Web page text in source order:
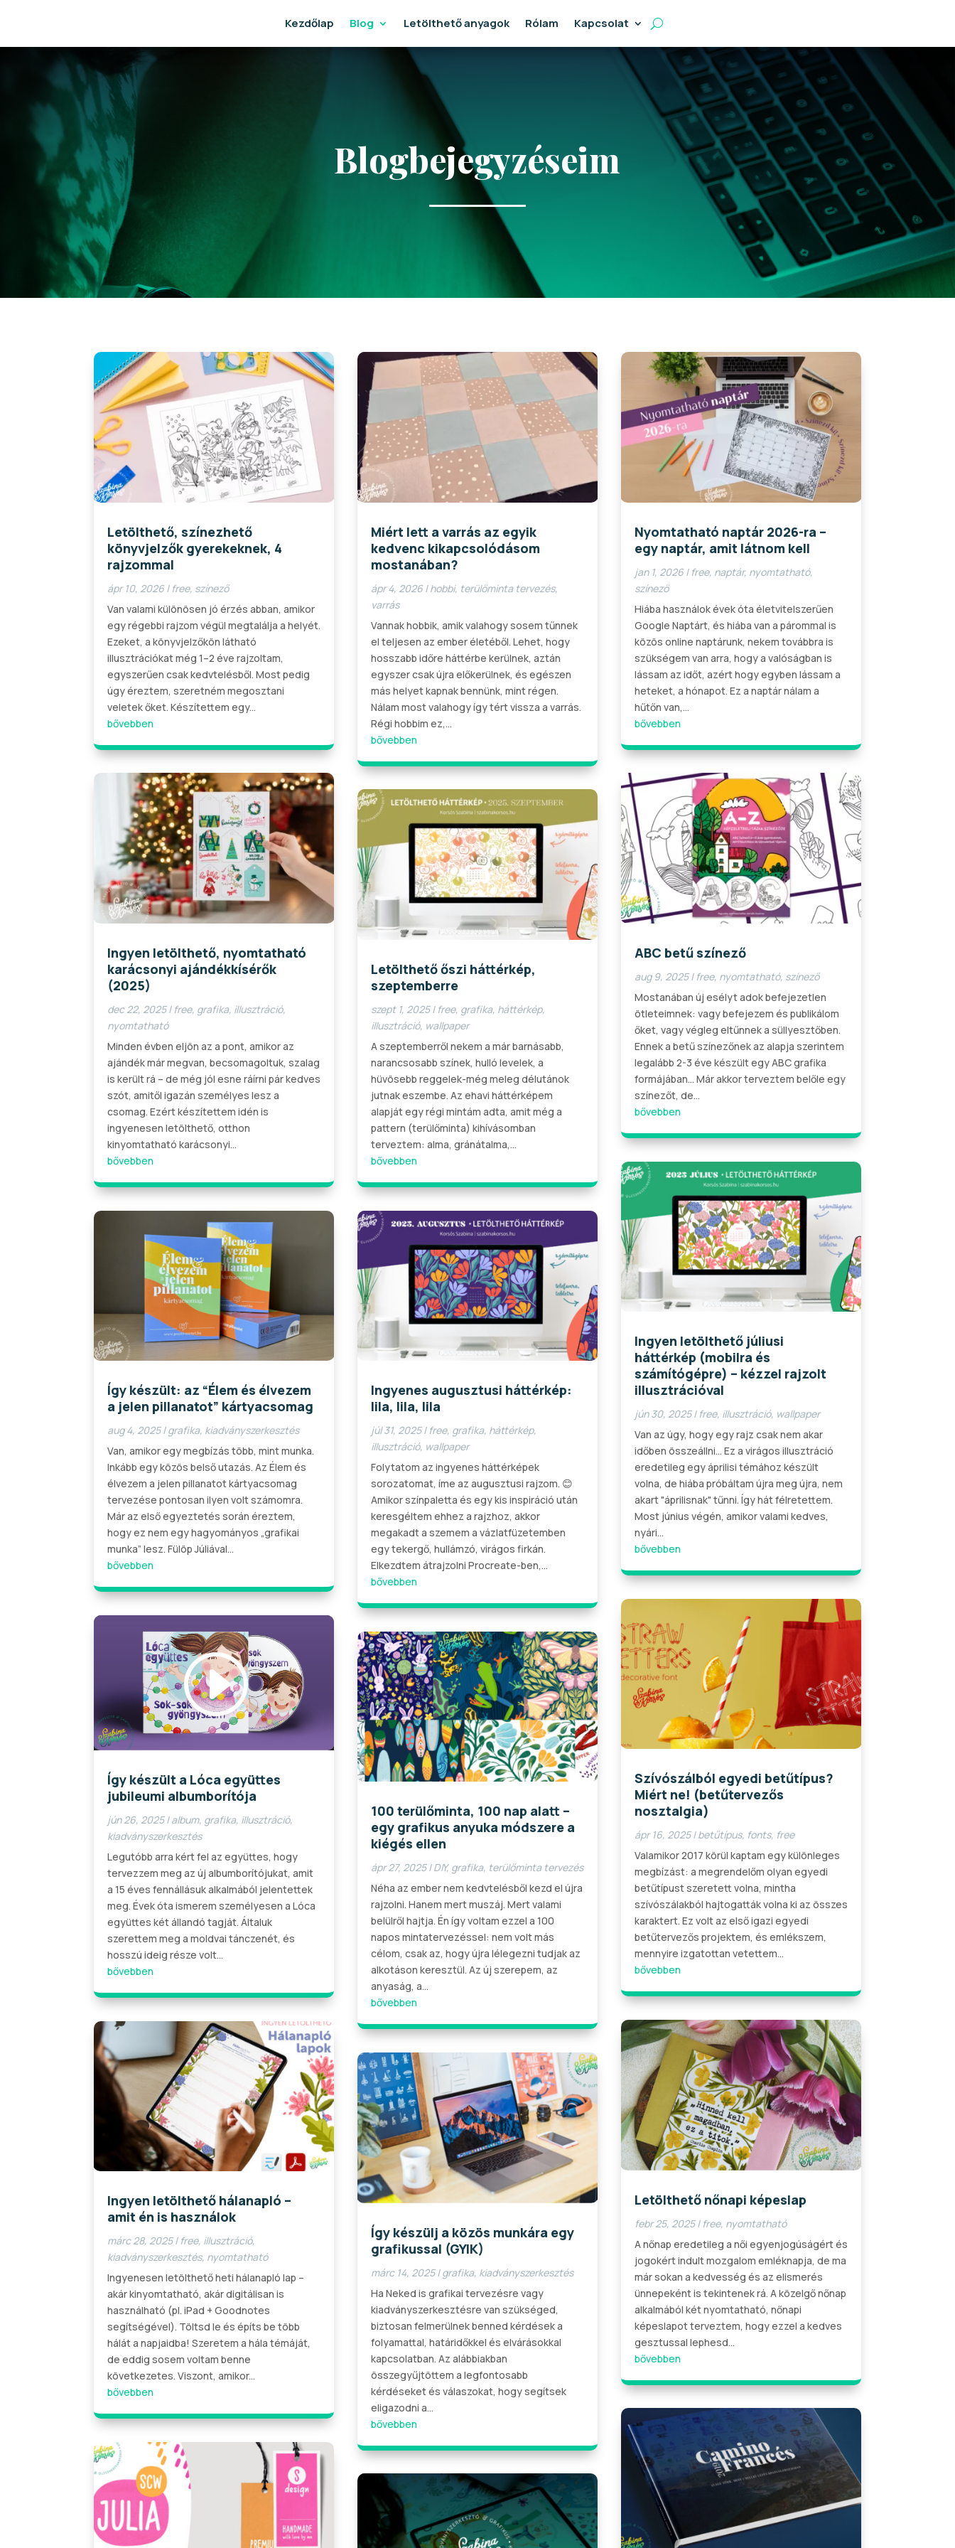
Kezdőlap Blog Letölthető anyagok Rólam Kapcsolat
Blogbejegyzéseim
Letölthető, színezhető
könyvjelzők gyerekeknek, 4
rajzommal
ápr 10, 2026 | free, színező
Van valami különösen jó érzés abban, amikor
egy régebbi rajzom végül megtalálja a helyét.
Ezeket, a könyvjelzőkön látható
illusztrációkat még 1–2 éve rajzoltam,
egyszerűen csak kedvtelésből. Most pedig
úgy éreztem, szeretném megosztani
veletek őket. Készítettem egy...
bővebben
Ingyen letölthető, nyomtatható
karácsonyi ajándékkísérők
(2025)
dec 22, 2025| free, grafika, illusztráció,
nyomtatható
Minden évben eljön az a pont, amikor az
ajándék már megvan, becsomagoltuk, szalag
is került rá – de még jól esne ráírni pár kedves
szót, amitől igazán személyes lesz a
csomag. Ezért készítettem idén is
ingyenesen letölthető, otthon
kinyomtatható karácsonyi...
bővebben
Így készült: az “Élem és élvezem
a jelen pillanatot” kártyacsomag
aug 4, 2025|grafika, kiadványszerkesztés
Van, amikor egy megbízás több, mint munka.
Inkább egy közös belső utazás. Az Élem és
élvezem a jelen pillanatot kártyacsomag
tervezése pontosan ilyen volt számomra.
Már az első egyeztetés során éreztem,
hogy ez nem egy hagyományos „grafikai
munka” lesz. Fülöp Júliával...
bővebben
Videólejátszó
00:00 00:29
Így készült a Lóca együttes
jubileumi albumborítója
jún 26, 2025|album, grafika, illusztráció,
kiadványszerkesztés
Legutóbb arra kért fel az együttes, hogy
tervezzem meg az új albumborítójukat, amit
a 15 éves fennállásuk alkalmából jelentettek
meg. Évek óta ismerem személyesen a Lóca
együttes két állandó tagját. Általuk
szerettem meg a moldvai tánczenét, és
hosszú ideig része volt...
bővebben
Ingyen letölthető hálanapló –
amit én is használok
márc 28, 2025| free, illusztráció,
kiadványszerkesztés, nyomtatható
Ingyenesen letölthető heti hálanapló lap –
akár kinyomtatható, akár digitálisan is
használható (pl. iPad + Goodnotes
segítségével). Töltsd le és építs be több
hálát a napjaidba! Szeretem a hála témáját,
de eddig sosem voltam benne
következetes. Viszont, amikor...
bővebben
Miért lett a varrás az egyik
kedvenc kikapcsolódásom
mostanában?
ápr 4, 2026|hobbi, terülőminta tervezés,
varrás
Vannak hobbik, amik valahogy sosem tűnnek
el teljesen az ember életéből. Lehet, hogy
hosszabb időre háttérbe kerülnek, aztán
egyszer csak újra előkerülnek, és egészen
más helyet kapnak bennünk, mint régen.
Nálam most valahogy így tért vissza a varrás.
Régi hobbim ez,...
bővebben
Letölthető őszi háttérkép,
szeptemberre
szept 1, 2025| free, grafika, háttérkép,
illusztráció, wallpaper
A szeptemberről nekem a már barnásabb,
narancsosabb színek, hulló levelek, a
hüvösebb reggelek-még meleg délutánok
jutnak eszembe. Az ehavi háttérképem
alapját egy régi mintám adta, amit még a
pattern (terülőminta) kihívásomban
terveztem: alma, gránátalma,...
bővebben
Ingyenes augusztusi háttérkép:
lila, lila, lila
júl 31, 2025| free, grafika, háttérkép,
illusztráció, wallpaper
Folytatom az ingyenes háttérképek
sorozatomat, íme az augusztusi rajzom. 😊
Amikor színpaletta és egy kis inspiráció után
keresgéltem ehhez a rajzhoz, akkor
megakadt a szemem a vázlatfüzetemben
egy tekergő, hullámzó, virágos firkán.
Elkezdtem átrajzolni Procreate-ben,...
bővebben
100 terülőminta, 100 nap alatt –
egy grafikus anyuka módszere a
kiégés ellen
ápr 27, 2025|DIY, grafika, terülőminta tervezés
Néha az ember nem kedvtelésből kezd el újra
rajzolni. Hanem mert muszáj. Mert valami
belülről hajtja. Én így voltam ezzel a 100
napos mintatervezéssel: nem volt más
célom, csak az, hogy újra lélegezni tudjak az
alkotáson keresztül. Az új szerepem, az
anyaság, a...
bővebben
Így készülj a közös munkára egy
grafikussal (GYIK)
márc 14, 2025|grafika, kiadványszerkesztés
Ha Neked is grafikai tervezésre vagy
kiadványszerkesztésre van szükséged,
biztosan felmerülnek benned kérdések a
folyamattal, határidőkkel és elvárásokkal
kapcsolatban. Az alábbiakban
összegyűjtöttem a legfontosabb
kérdéseket és válaszokat, hogy segítsek
eligazodni a...
bővebben
Nyomtatható naptár 2026-ra –
egy naptár, amit látnom kell
jan 1, 2026| free, naptár, nyomtatható,
színező
Hiába használok évek óta életvitelszerűen
Google Naptárt, és hiába van a párommal is
közös online naptárunk, nekem továbbra is
szükségem van arra, hogy a valóságban is
lássam az időt, azért hogy egyben lássam a
heteket, a hónapot. Ez a naptár nálam a
hűtőn van,...
bővebben
ABC betű színező
aug 9, 2025| free, nyomtatható, színező
Mostanában új esélyt adok befejezetlen
ötleteimnek: vagy befejezem és publikálom
őket, vagy végleg eltűnnek a süllyesztőben.
Ennek a betű színezőnek az alapja szerintem
legalább 2-3 éve készült egy ABC grafika
formájában... Már akkor terveztem belőle egy
színezőt, de...
bővebben
Ingyen letölthető júliusi
háttérkép (mobilra és
számítógépre) – kézzel rajzolt
illusztrációval
jún 30, 2025| free, illusztráció, wallpaper
Van az úgy, hogy egy rajz csak nem akar
időben összeállni… Ez a virágos illusztráció
eredetileg egy áprilisi témához készült
volna, de hiába próbáltam újra meg újra, nem
akart "áprilisnak" tűnni. Így hát félretettem.
Most június végén, amikor valami kedves,
nyári...
bővebben
Szívószálból egyedi betűtípus?
Miért ne! (betűtervezős
nosztalgia)
ápr 16, 2025|betűtípus, fonts, free
Valamikor 2017 körül kaptam egy különleges
megbízást: a megrendelőm olyan egyedi
betűtípust szeretett volna, mintha
szívószálakból hajtogatták volna ki az összes
karaktert. Ez volt az első igazi egyedi
betűtervezős projektem, és emlékszem,
mennyire izgatottan vetettem...
bővebben
Letölthető nőnapi képeslap
febr 25, 2025| free, nyomtatható
A nőnap eredetileg a női egyenjogúságért és
jogokért indult mozgalom emléknapja, de ma
már sokan a kedvesség és az elismerés
ünnepeként is tekintenek rá. A közelgő nőnap
alkalmából két nyomtatható, nőnapi
képeslapot terveztem, hogy ezzel a kedves
gesztussal lephesd...
bővebben